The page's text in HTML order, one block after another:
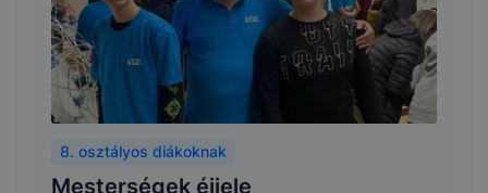
8. osztályos diákoknak
Mesterségek éjjele